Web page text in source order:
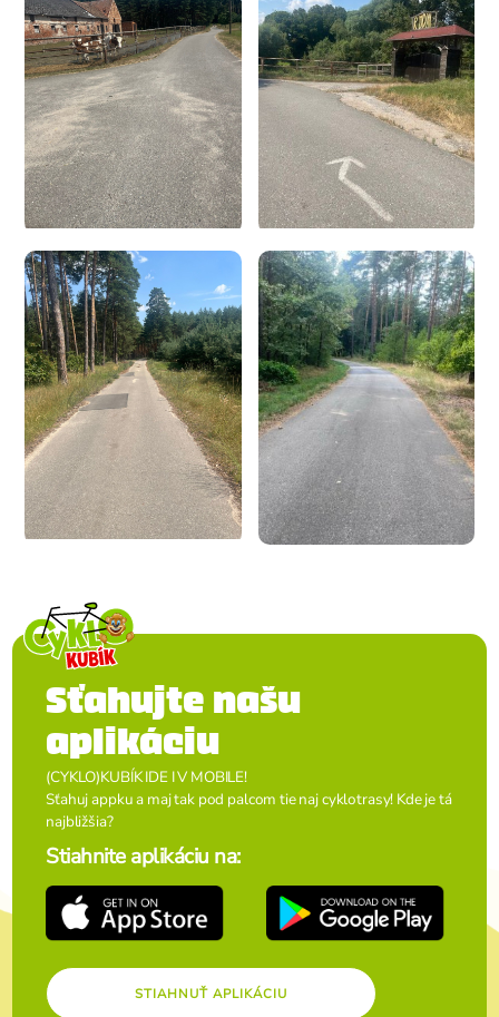
Sťahujte našu
aplikáciu
(CYKLO)KUBÍK IDE I V MOBILE!
Sťahuj appku a maj tak pod palcom tie naj cyklotrasy! Kde je tá
najbližšia?
Stiahnite aplikáciu na:
STIAHNUŤ APLIKÁCIU